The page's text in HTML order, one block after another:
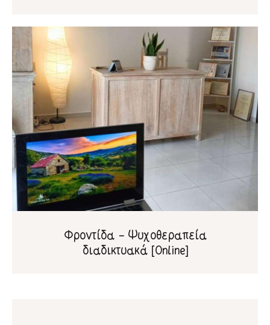
Φροντίδα – Ψυχοθεραπεία
διαδικτυακά [Online]